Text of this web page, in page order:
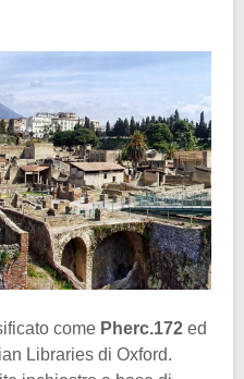
come Pherc.172 ed
Libraries di Oxford.